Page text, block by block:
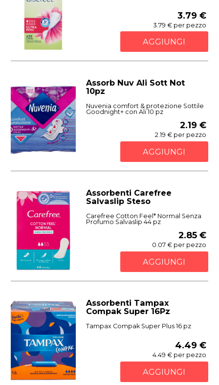
3.79 €
3.79 € per pezzo
AGGIUNGI
Assorb Nuv Ali Sott Not
10pz
Nuvenia comfort & protezione Sottile
Goodnight+ con Ali 10 pz
2.19 €
2.19 € per pezzo
AGGIUNGI
Assorbenti Carefree
Salvaslip Steso
Carefree Cotton Feel* Normal Senza
Profumo Salvaslip 44 pz
2.85 €
0.07 € per pezzo
AGGIUNGI
Assorbenti Tampax
Compak Super 16Pz
Tampax Compak Super Plus 16 pz
4.49 €
4.49 € per pezzo
AGGIUNGI